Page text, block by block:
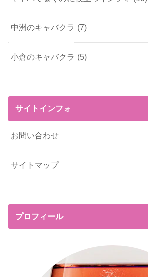
中洲のキャバクラ (7)
小倉のキャバクラ (5)
サイトインフォ
お問い合わせ
サイトマップ
プロフィール